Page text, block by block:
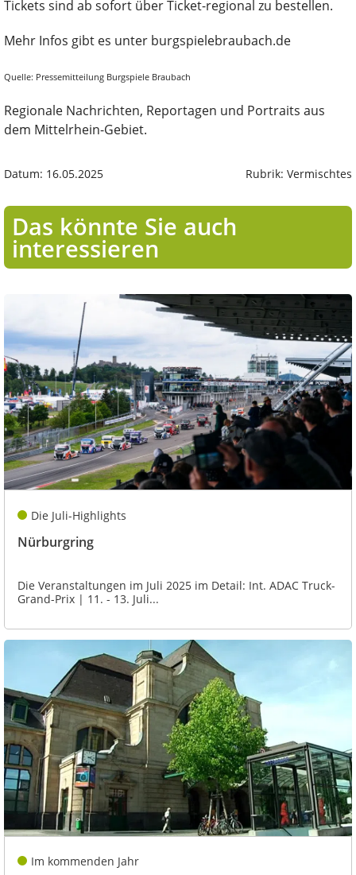
Tickets sind ab sofort über Ticket-regional zu bestellen.
Mehr Infos gibt es unter burgspielebraubach.de
Quelle: Pressemitteilung Burgspiele Braubach
Regionale Nachrichten, Reportagen und Portraits aus
dem Mittelrhein-Gebiet.
Datum: 16.05.2025 Rubrik: Vermischtes
Das könnte Sie auch
interessieren
Die Juli-Highlights
Nürburgring
Die Veranstaltungen im Juli 2025 im Detail: Int. ADAC Truck-
Grand-Prix | 11. - 13. Juli...
Im kommenden Jahr